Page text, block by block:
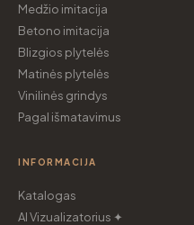
Medžio imitacija
Betono imitacija
Blizgios plytelės
Matinės plytelės
Vinilinės grindys
Pagal išmatavimus
INFORMACIJA
Katalogas
AI Vizualizatorius ✦